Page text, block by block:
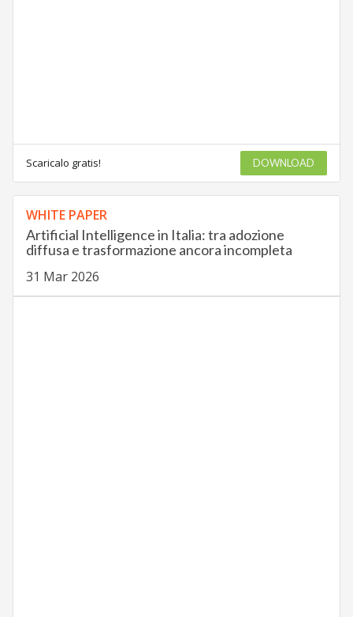
Scaricalo gratis! DOWNLOAD
WHITE PAPER
Artificial Intelligence in Italia: tra adozione
diffusa e trasformazione ancora incompleta
31 Mar 2026